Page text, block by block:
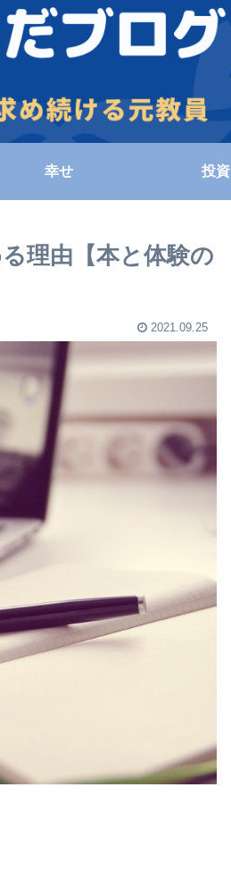
幸せ 投資
理由【本と体験の
2021.09.25